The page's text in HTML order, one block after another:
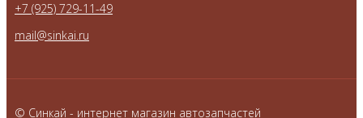
+7 (925) 729-11-49
mail@sinkai.ru
© Синкай - интернет магазин автозапчастей